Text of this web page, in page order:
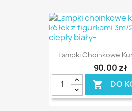
Lampki Choinkowe
90,00 zł
 DO